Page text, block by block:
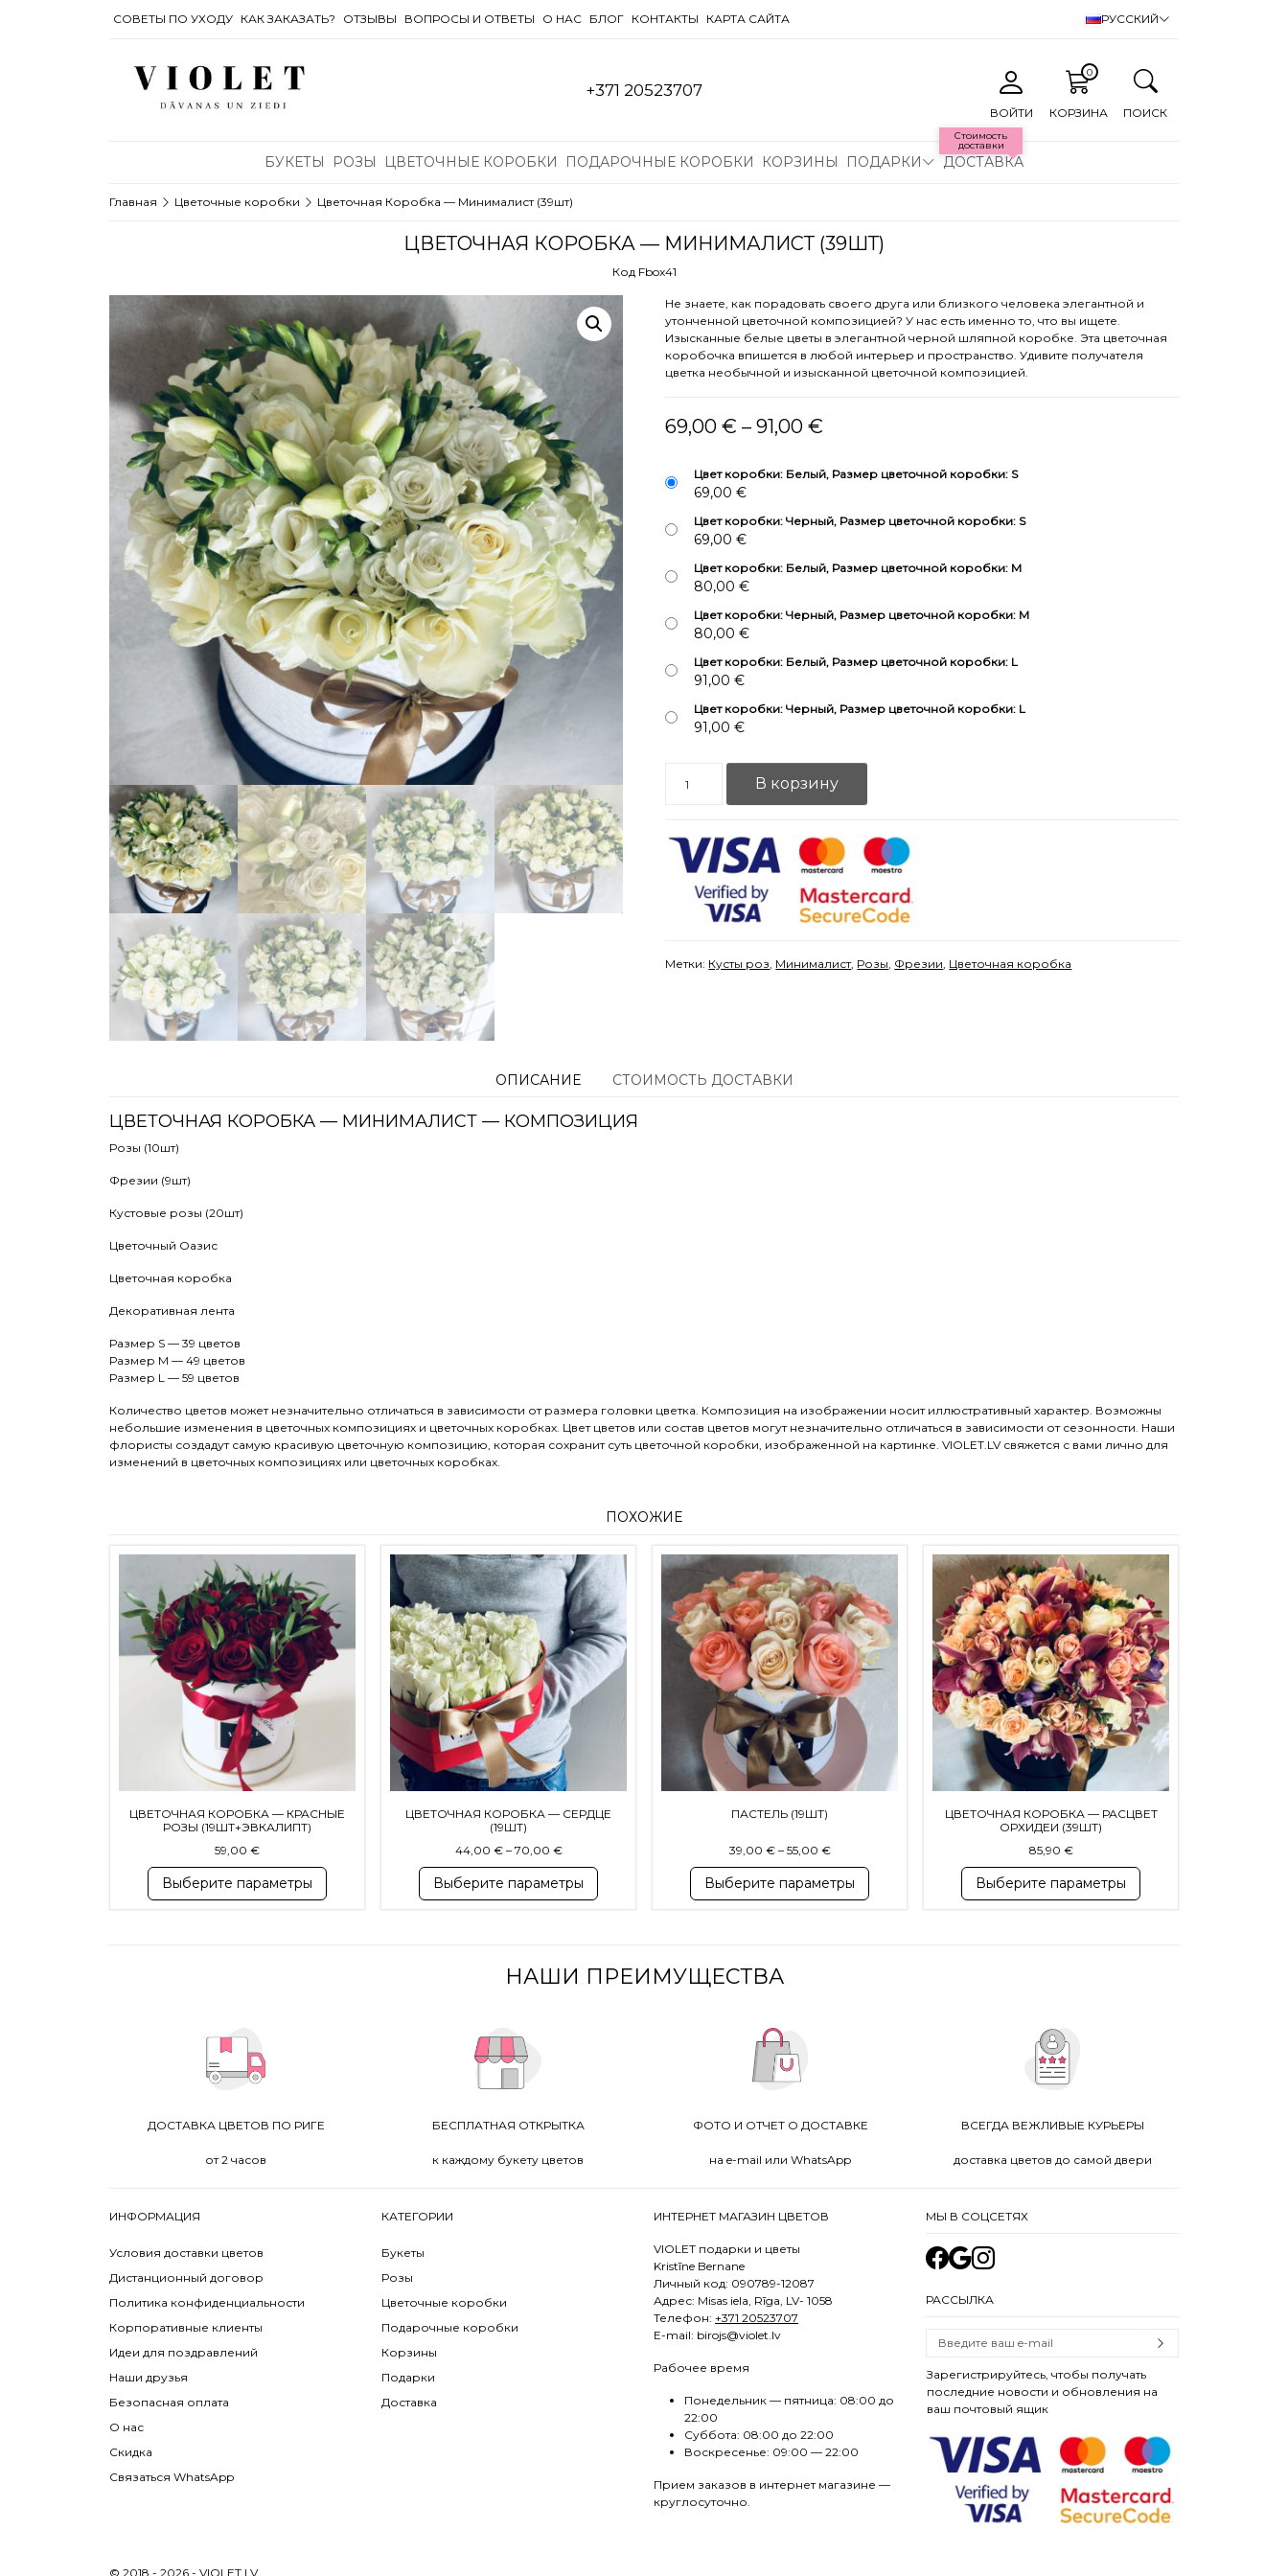
СОВЕТЫ ПО УХОДУ КАК ЗАКАЗАТЬ? OТЗЫВЫ ВОПРОСЫ И ОТВЕТЫ О НАС БЛОГ КОНТАКТЫ КАРТА САЙТА РУССКИЙ
+371 20523707
ВОЙТИ КОРЗИНА
0
ПОИСК
БУКЕТЫ РОЗЫ ЦВЕТОЧНЫЕ КОРОБКИ ПОДАРОЧНЫЕ КОРОБКИ КОРЗИНЫ ПОДАРКИ
Стоимость
доставки
ДОСТАВКА
Главная Цветочные коробки Цветочная Коробка — Минималист (39шт)
ЦВЕТОЧНАЯ КОРОБКА — МИНИМАЛИСТ (39ШТ)
Код Fbox41
Не знаете, как порадовать своего друга или близкого человека элегантной и
утонченной цветочной композицией? У нас есть именно то, что вы ищете.
Изысканные белые цветы в элегантной черной шляпной коробке. Эта цветочная
коробочка впишется в любой интерьер и пространство. Удивите получателя
цветка необычной и изысканной цветочной композицией.
69,00€ – 91,00€
Цвет коробки: Белый, Размер цветочной коробки: S
69,00€
Цвет коробки: Черный, Размер цветочной коробки: S
69,00€
Цвет коробки: Белый, Размер цветочной коробки: M
80,00€
Цвет коробки: Черный, Размер цветочной коробки: M
80,00€
Цвет коробки: Белый, Размер цветочной коробки: L
91,00€
Цвет коробки: Черный, Размер цветочной коробки: L
91,00€
В корзину
Метки: Кусты роз, Минималист, Розы, Фрезии, Цветочная коробка
ОПИСАНИЕ СТОИМОСТЬ ДОСТАВКИ
ЦВЕТОЧНАЯ КОРОБКА — МИНИМАЛИСТ — КОМПОЗИЦИЯ
Розы (10шт)
Фрезии (9шт)
Кустовые розы (20шт)
Цветочный Оазис
Цветочная коробка
Декоративная лента
Размер S — 39 цветов
Размер М — 49 цветов
Размер L — 59 цветов
Количество цветов может незначительно отличаться в зависимости от размера головки цветка. Композиция на изображении носит иллюстративный характер. Возможны
небольшие изменения в цветочных композициях и цветочных коробках. Цвет цветов или состав цветов могут незначительно отличаться в зависимости от сезонности. Наши
флористы создадут самую красивую цветочную композицию, которая сохранит суть цветочной коробки, изображенной на картинке. VIOLET.LV свяжется с вами лично для
изменений в цветочных композициях или цветочных коробках.
ПОХОЖИЕ
ЦВЕТОЧНАЯ КОРОБКА — КРАСНЫЕ
РОЗЫ (19ШТ+ЭВКАЛИПТ)
59,00 €
Выберите параметры
Этот товар имеет несколько вариаций. Опции можно выбрать на странице товара.
ЦВЕТОЧНАЯ КОРОБКА — СЕРДЦЕ
(19ШТ)
44,00 € – 70,00 €Диапазон цен: 44,00 € – 70,00 €
Выберите параметры
Этот товар имеет несколько вариаций. Опции можно выбрать на странице товара.
ПАСТЕЛЬ (19ШТ)
39,00 € – 55,00 €Диапазон цен: 39,00 € – 55,00 €
Выберите параметры
Этот товар имеет несколько вариаций. Опции можно выбрать на странице товара.
ЦВЕТОЧНАЯ КОРОБКА — РАСЦВЕТ
ОРХИДЕИ (39ШТ)
85,90 €
Выберите параметры
Этот товар имеет несколько
НАШИ ПРЕИМУЩЕСТВА
ДОСТАВКА ЦВЕТОВ ПО РИГЕ
от 2 часов
БЕСПЛАТНАЯ ОТКРЫТКА
к каждому букету цветов
ФОТО И ОТЧЕТ О ДОСТАВКЕ
на e-mail или WhatsApp
ВСЕГДА ВЕЖЛИВЫЕ КУРЬЕРЫ
доставка цветов до самой двери
ИНФОРМАЦИЯ
Условия доставки цветов
Дистанционный договор
Политика конфиденциальности
Корпоративные клиенты
Идеи для поздравлений
Наши друзья
Безопасная оплата
О нас
Скидка
Связаться WhatsApp
КАТЕГОРИИ
Букеты
Розы
Цветочные коробки
Подарочные коробки
Корзины
Подарки
Доставка
ИНТЕРНЕТ МАГАЗИН ЦВЕТОВ
VIOLET подарки и цветы
Kristīne Bernane
Личный код: 090789-12087
Адрес: Misas iela, Rīga, LV- 1058
Телефон: +371 20523707
E-mail: birojs@violet.lv
Рабочее время
Понедельник — пятница: 08:00 до
22:00
Суббота: 08:00 до 22:00
Воскресенье: 09:00 — 22:00
Прием заказов в интернет магазине —
круглосуточно.
МЫ В СОЦСЕТЯХ
РАССЫЛКА
Зарегистрируйтесь, чтобы получать
последние новости и обновления на
ваш почтовый ящик
© 2018 - 2026 - VIOLET.LV